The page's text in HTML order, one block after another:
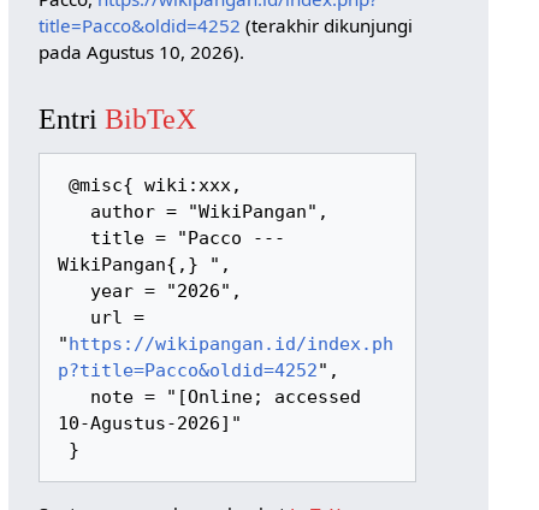
title=Pacco&oldid=4252 (terakhir dikunjungi
pada Agustus 10, 2026).
Entri BibTeX
@misc{ wiki:xxx,
WikiPangan{,} ",
"https://wikipangan.id/index.ph
p?title=Pacco&oldid=4252",
10-Agustus-2026]"